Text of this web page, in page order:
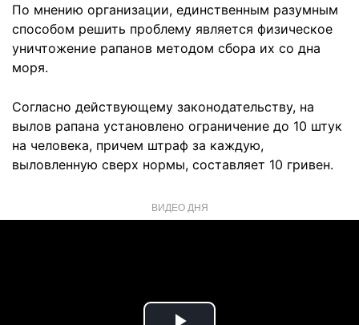
По мнению организации, единственным разумным
способом решить проблему является физическое
уничтожение рапанов методом сбора их со дна
моря.
Согласно действующему законодательству, на
вылов рапана установлено ограничение до 10 штук
на человека, причем штраф за каждую,
выловленную сверх нормы, составляет 10 гривен.
ВИДЕО ДНЯ